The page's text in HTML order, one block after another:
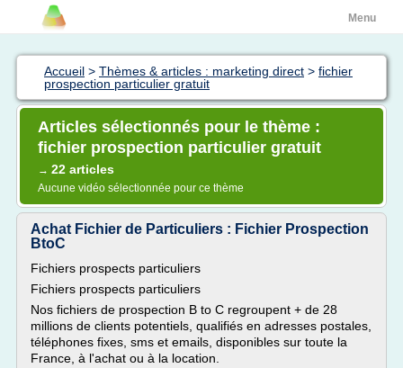
Menu
Accueil > Thèmes & articles : marketing direct > fichier
prospection particulier gratuit
Articles sélectionnés pour le thème :
fichier prospection particulier gratuit
→ 22 articles
Aucune vidéo sélectionnée pour ce thème
Achat Fichier de Particuliers : Fichier Prospection
BtoC
Fichiers prospects particuliers
Fichiers prospects particuliers
Nos fichiers de prospection B to C regroupent + de 28
millions de clients potentiels, qualifiés en adresses postales,
téléphones fixes, sms et emails, disponibles sur toute la
France, à l'achat ou à la location.